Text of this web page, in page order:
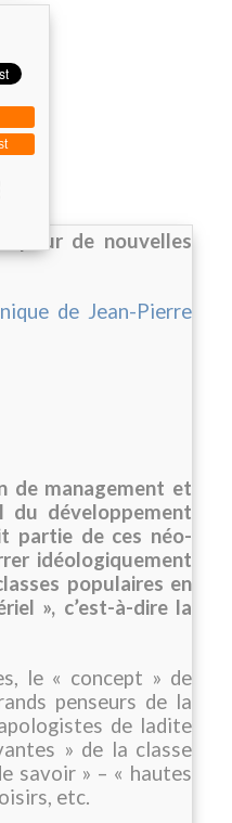
pour de nouvelles
de Jean-Pierre
de management et
du développement
partie de ces néo-
idéologiquement
populaires en
», c’est-à-dire la
le « concept » de
penseurs de la
de ladite
» de la classe
savoir » – « hautes
etc.